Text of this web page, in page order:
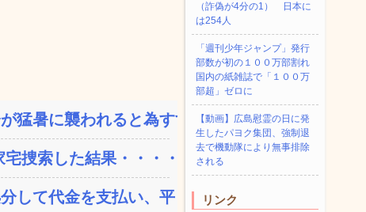
猛暑に襲われると為すすべ...
捜索した結果・・・・...
して代金を支払い、平日の...
（詐偽が4分の1） 日本に
は254人
「週刊少年ジャンプ」発行
部数が初の１００万部割れ
国内の紙雑誌で「１００万
部超」ゼロに
【動画】広島慰霊の日に発
生したパヨク集団、強制退
去で機動隊により無事排除
される
リンク